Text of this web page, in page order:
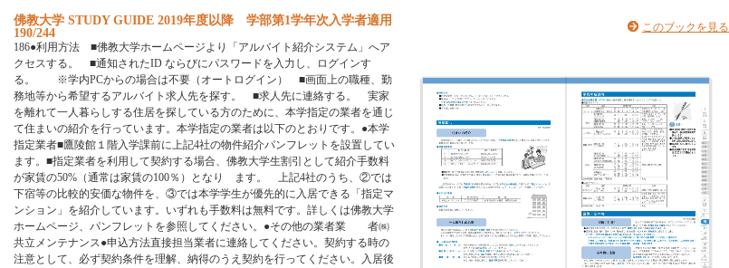
佛教大学 STUDY GUIDE 2019年度以降 学部第1学年次入学者適用
190/244
186●利用方法 ■佛教大学ホームページより「アルバイト紹介システム」へア
クセスする。 ■通知されたID ならびにパスワードを入力し、ログインす
る。 ※学内PCからの場合は不要（オートログイン） ■画面上の職種、勤
務地等から希望するアルバイト求人先を探す。 ■求人先に連絡する。 実家
を離れて一人暮らしする住居を探している方のために、本学指定の業者を通じ
て住まいの紹介を行っています。本学指定の業者は以下のとおりです。●本学
指定業者■鷹陵館１階入学課前に上記4社の物件紹介パンフレットを設置してい
ます。■指定業者を利用して契約する場合、佛教大学生割引として紹介手数料
が家賃の50%（通常は家賃の100％）となり ます。 上記4社のうち、②では
下宿等の比較的安価な物件を、③では本学学生が優先的に入居できる「指定マ
ンション」を紹介しています。いずれも手数料は無料です。詳しくは佛教大学
ホームページ、パンフレットを参照してください。●その他の業者業 者㈱
共立メンテナンス●申込方法直接担当業者に連絡してください。契約する時の
注意として、必ず契約条件を理解、納得のうえ契約を行ってください。入居後
このブックを見る